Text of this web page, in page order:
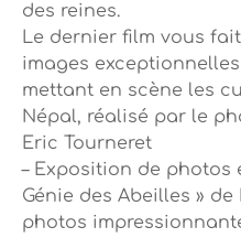
des reines.
Le dernier film vous
images
mettant en scène les
Népal, réalisé par le
Eric Tourneret
– Exposition de photos
Génie des Abeilles » de
photos